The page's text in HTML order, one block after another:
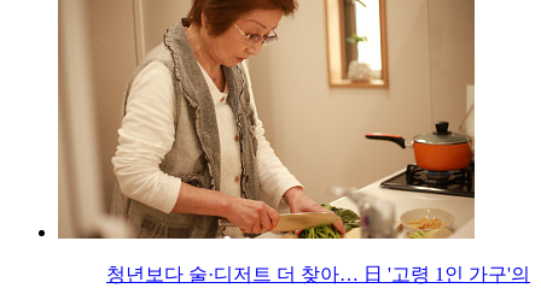
청년보다 술·디저트 더 찾아… 日 '고령 1인 가구'의